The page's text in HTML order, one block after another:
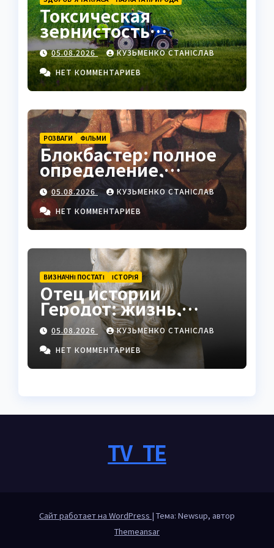
Токсическая
зернистость
нейтрофилов —
важный маркер
воспаления
05.08.2026
КУЗЬМЕНКО СТАНІСЛАВ
НЕТ КОММЕНТАРИЕВ
РОЗВАГИ ФІЛЬМИ
Блокбастер: полное
определение,
история и
современное
значение
05.08.2026
КУЗЬМЕНКО СТАНІСЛАВ
НЕТ КОММЕНТАРИЕВ
ВИЗНАЧНІ ПОСТАТІ ІСТОРІЯ
Отец истории
Геродот: жизнь,
труды и наследие
05.08.2026
КУЗЬМЕНКО СТАНІСЛАВ
НЕТ КОММЕНТАРИЕВ
TV_TE
Сайт работает на WordPress | Тема: Newsup, автор
Themeansar